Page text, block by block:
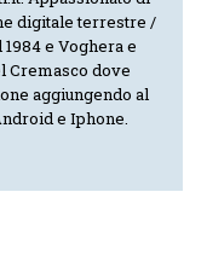
digitale terrestre /
e Voghera e
Cremasco dove
aggiungendo al
e Iphone.